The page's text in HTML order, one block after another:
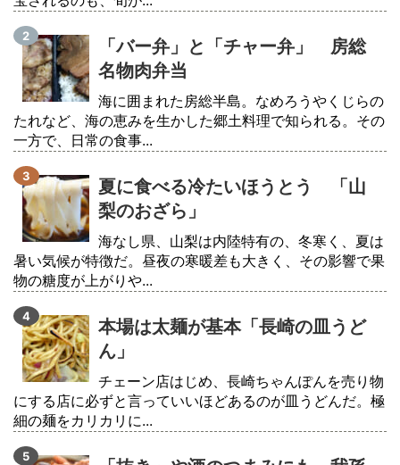
「バー弁」と「チャー弁」 房総
名物肉弁当
海に囲まれた房総半島。なめろうやくじらの
たれなど、海の恵みを生かした郷土料理で知られる。その
一方で、日常の食事...
夏に食べる冷たいほうとう 「山
梨のおざら」
海なし県、山梨は内陸特有の、冬寒く、夏は
暑い気候が特徴だ。昼夜の寒暖差も大きく、その影響で果
物の糖度が上がりや...
本場は太麺が基本「長崎の皿うど
ん」
チェーン店はじめ、長崎ちゃんぽんを売り物
にする店に必ずと言っていいほどあるのが皿うどんだ。極
細の麺をカリカリに...